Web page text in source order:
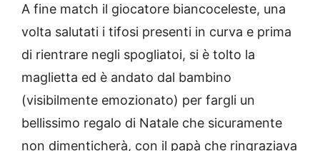
A fine match il giocatore biancoceleste, una
volta salutati i tifosi presenti in curva e prima
di rientrare negli spogliatoi, si è tolto la
maglietta ed è andato dal bambino
(visibilmente emozionato) per fargli un
bellissimo regalo di Natale che sicuramente
non dimenticherà, con il papà che ringraziava